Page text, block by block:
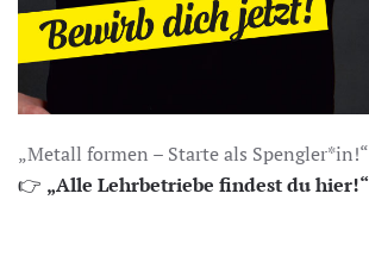
„Metall formen – Starte als Spengler*in!“
👉 „Alle Lehrbetriebe findest du hier!“